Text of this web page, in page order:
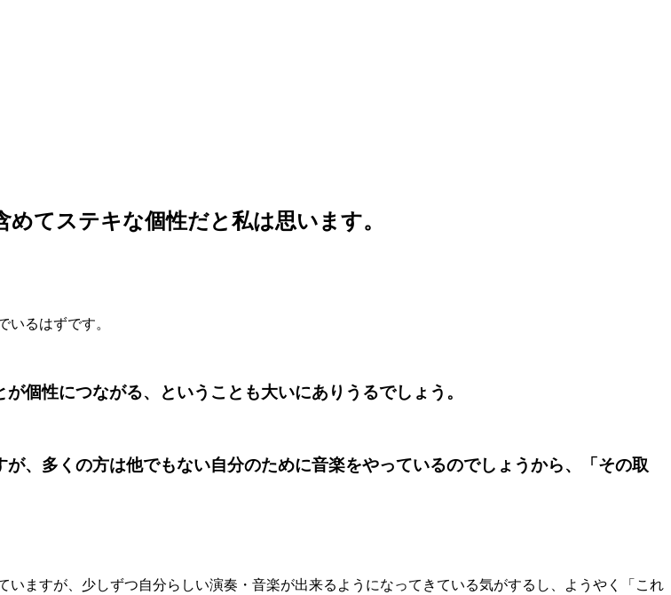
てステキな個性だと私は思います。
るはずです。
個性につながる、ということも大いにありうるでしょう。
、多くの方は他でもない自分のために音楽をやっているのでしょうから、
「その取
ますが、少しずつ自分らしい演奏・音楽が出来るようになってきている気がするし、ようやく「これ